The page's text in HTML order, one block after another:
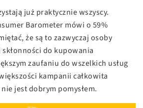
już praktycznie wszyscy.
Barometer mówi o 59%
że są to zazwyczaj osoby
do kupowania
zaufaniu do wszelkich usług
kampanii całkowita
jest dobrym pomysłem.